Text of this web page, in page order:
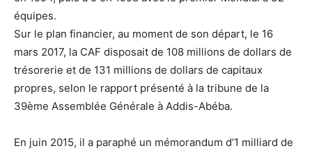
équipes.
Sur le plan financier, au moment de son départ, le 16
mars 2017, la CAF disposait de 108 millions de dollars de
trésorerie et de 131 millions de dollars de capitaux
propres, selon le rapport présenté à la tribune de la
39ème Assemblée Générale à Addis-Abéba.
En juin 2015, il a paraphé un mémorandum d’1 milliard de